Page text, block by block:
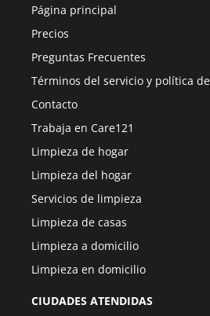
Página principal
Precios
Preguntas Frecuentes
Términos del servicio y política
Contacto
Trabaja en Care121
Limpieza de hogar
Limpieza del hogar
Servicios de limpieza
Limpieza de casas
Limpieza a domicilio
Limpieza en domicilio
CIUDADES ATENDIDAS